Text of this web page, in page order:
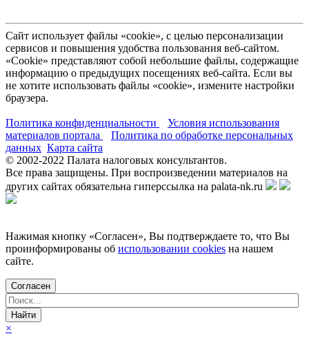
Сайт использует файлы «cookie», с целью персонализации
сервисов и повышения удобства пользования веб-сайтом.
«Cookie» представляют собой небольшие файлы, содержащие
информацию о предыдущих посещениях веб-сайта. Если вы
не хотите использовать файлы «cookie», измените настройки
браузера.
Политика конфиденциальности
Условия использования
материалов портала
Политика по обработке персональных
данных Карта сайта
© 2002-2022 Палата налоговых консультантов.
Все права защищены. При воспроизведении материалов на
других сайтах обязательна гиперссылка на palata-nk.ru
Нажимая кнопку «Согласен», Вы подтверждаете то, что Вы
проинформированы об использовании cookies на нашем
сайте.
Согласен
×